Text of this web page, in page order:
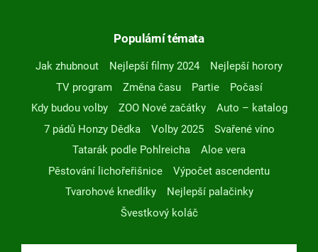
Populární témata
Jak zhubnout Nejlepší filmy 2024
Nejlepší horory
TV program
Změna času Partie
Počasí
Kdy budou volby
ZOO Nové začátky
Auto – katalog
7 pádů Honzy Dědka
Volby 2025
Svařené víno
Tatarák podle Pohlreicha
Aloe vera
Pěstování lichořeřišnice
Výpočet ascendentu
Tvarohové knedlíky
Nejlepší palačinky
Švestkový koláč